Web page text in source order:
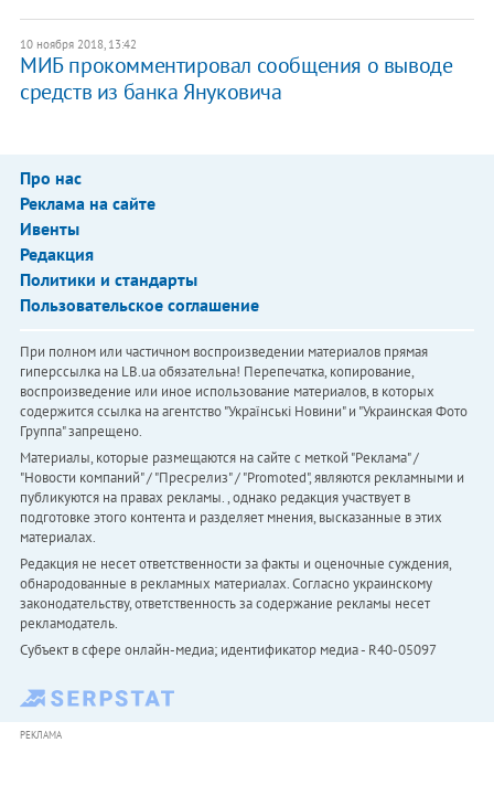
10 ноября 2018, 13:42
МИБ прокомментировал сообщения о выводе
средств из банка Януковича
Про нас
Реклама на сайте
Ивенты
Редакция
Политики и стандарты
Пользовательское соглашение
При полном или частичном воспроизведении материалов прямая
гиперссылка на LB.ua обязательна! Перепечатка, копирование,
воспроизведение или иное использование материалов, в которых
содержится ссылка на агентство "Українськi Новини" и "Украинская Фото
Группа" запрещено.
Материалы, которые размещаются на сайте с меткой "Реклама" /
"Новости компаний" / "Пресрелиз" / "Promoted", являются рекламными и
публикуются на правах рекламы. , однако редакция участвует в
подготовке этого контента и разделяет мнения, высказанные в этих
материалах.
Редакция не несет ответственности за факты и оценочные суждения,
обнародованные в рекламных материалах. Согласно украинскому
законодательству, ответственность за содержание рекламы несет
рекламодатель.
Субъект в сфере онлайн-медиа; идентификатор медиа - R40-05097
РЕКЛАМА